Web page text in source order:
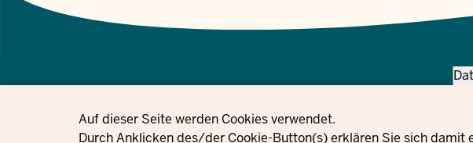
Privacy settingsAuf dieser Seite werden Cookies verwendet.
Durch Anklicken des/der Cookie-Button(s) erklären Sie sich damit
© 2021 - 2026 Ministerium für Kinder, Jugend, Familie, Gleichstellung, Flucht und Integration des